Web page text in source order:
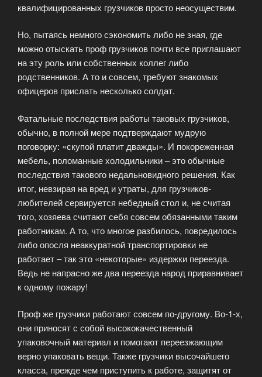
квалифицированных грузчиков просто неосуществим.
Но, пытаясь немного сэкономить либо не зная, где
можно отыскать проф грузчиков почти все приглашают
на эту роль или собственных коллег либо
родственников. А то и совсем, требуют знакомых
офицеров прислать несколько солдат.
Фатальные последствия работы таковых грузчиков,
обычно, в полной мере подтверждают мудрую
поговорку: «скупой платит дважды». И покореженная
мебель, поломанные холодильники – это обычные
последствия такового недальновидного решения. Как
итог, невзирая на вред и утраты, для грузчиков-
любителей сервируется небедный стол и, не считая
того, хозяева считают себя совсем обязанными таким
работникам. А то, что многое разбилось, повредилось
либо опосля неаккуратной транспортировки не
работает – так это «некоторые» издержки переезда.
Ведь не напрасно же два переезда народ приравнивает
к одному пожару!
Проф же грузчики работают совсем по-другому. Во-1-х,
они приносят с собой высококачественный
упаковочный материал и помогают переезжающим
верно упаковать вещи. Также грузчики высочайшего
класса, прежде чем приступить к работе, защитят от